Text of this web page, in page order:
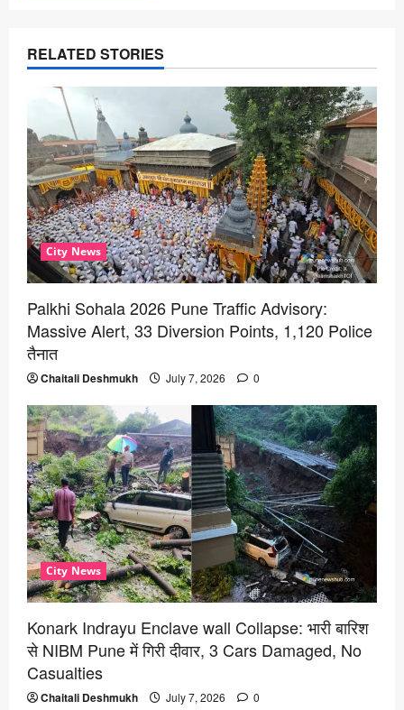
RELATED STORIES
City News
Palkhi Sohala 2026 Pune Traffic Advisory:
Massive Alert, 33 Diversion Points, 1,120 Police
तैनात
Chaitali Deshmukh July 7, 2026 0
City News
Konark Indrayu Enclave wall Collapse: भारी बारिश
से NIBM Pune में गिरी दीवार, 3 Cars Damaged, No
Casualties
Chaitali Deshmukh July 7, 2026 0